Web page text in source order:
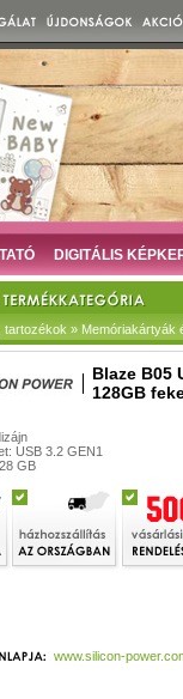
DIGITÁLIS
tartozékok » Memóriakártyák
Blaze B05
128GB
USB 3.2 GEN1
GB
www.silicon-